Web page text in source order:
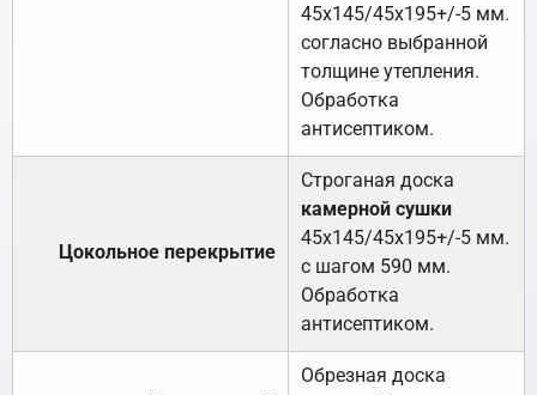
45х145/45х195+/-5 мм.
согласно выбранной
толщине утепления.
Обработка
антисептиком.
Цокольное перекрытие
Строганая доска
камерной сушки
45х145/45х195+/-5 мм.
с шагом 590 мм.
Обработка
антисептиком.
Обрезная доска